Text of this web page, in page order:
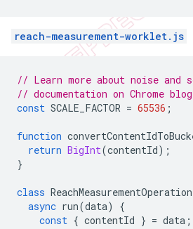
reach-measurement-worklet.js
// Learn more about noise and
// documentation on Chrome blog
const SCALE_FACTOR = 65536 ;
function
return BigInt(contentId);
}
class ReachMeasurementOperation
async run(data)
{
const { contentId } = data ;